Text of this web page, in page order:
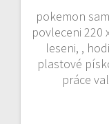
pokemon
povleceni 220
leseni, ,
plastové
práce